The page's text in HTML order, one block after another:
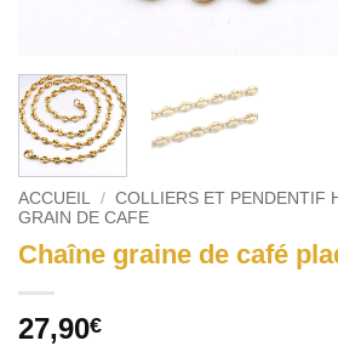
ACCUEIL / COLLIERS ET PENDENTIF
GRAIN DE CAFE
Chaîne graine de café
27,90€